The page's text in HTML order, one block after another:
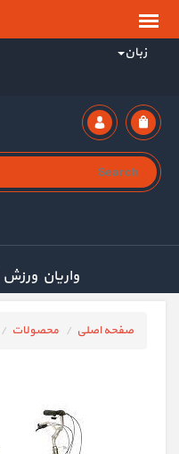
زبان
واریان ورزش
صفحه اصلی محصولات